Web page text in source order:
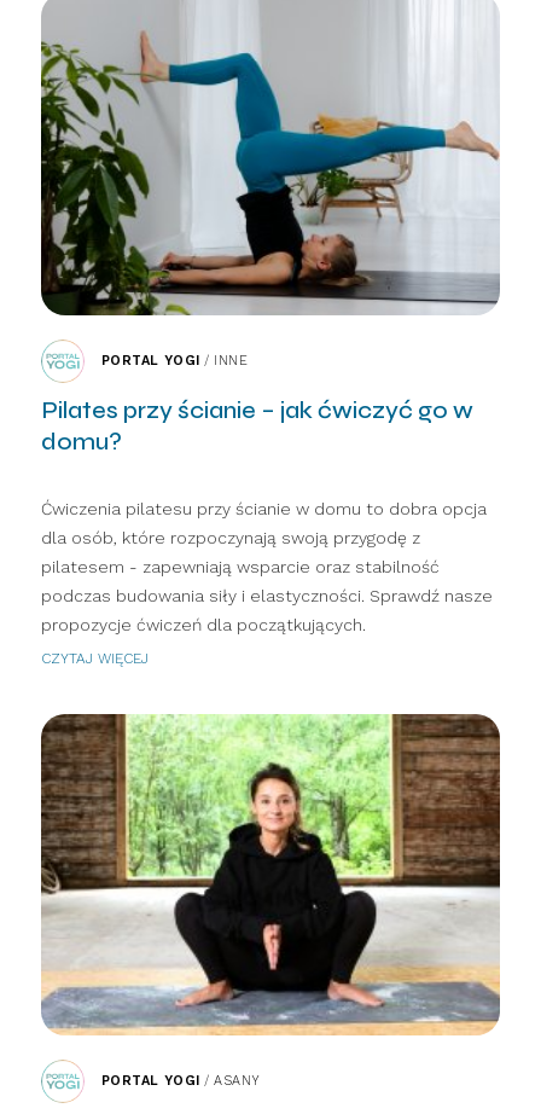
PORTAL YOGI / INNE
Pilates przy ścianie – jak ćwiczyć go w
domu?
Ćwiczenia pilatesu przy ścianie w domu to dobra opcja
dla osób, które rozpoczynają swoją przygodę z
pilatesem - zapewniają wsparcie oraz stabilność
podczas budowania siły i elastyczności. Sprawdź nasze
propozycje ćwiczeń dla początkujących.
CZYTAJ WIĘCEJ
PORTAL YOGI /ASANY